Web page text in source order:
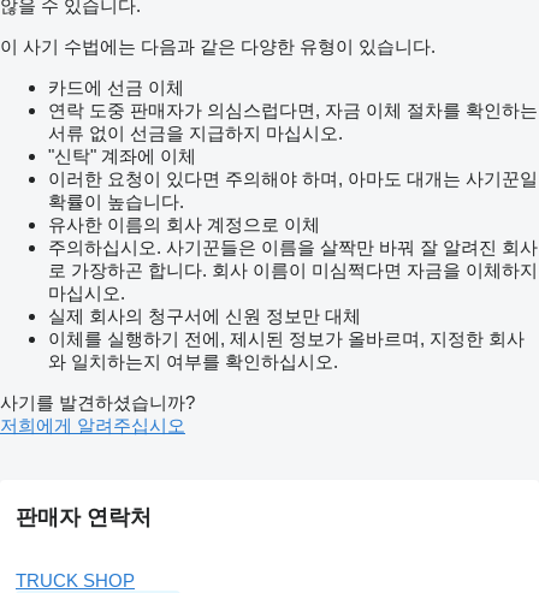
않을 수 있습니다.
이 사기 수법에는 다음과 같은 다양한 유형이 있습니다.
카드에 선금 이체
연락 도중 판매자가 의심스럽다면, 자금 이체 절차를 확인하는
서류 없이 선금을 지급하지 마십시오.
"신탁" 계좌에 이체
이러한 요청이 있다면 주의해야 하며, 아마도 대개는 사기꾼일
확률이 높습니다.
유사한 이름의 회사 계정으로 이체
주의하십시오. 사기꾼들은 이름을 살짝만 바꿔 잘 알려진 회사
로 가장하곤 합니다. 회사 이름이 미심쩍다면 자금을 이체하지
마십시오.
실제 회사의 청구서에 신원 정보만 대체
이체를 실행하기 전에, 제시된 정보가 올바르며, 지정한 회사
와 일치하는지 여부를 확인하십시오.
사기를 발견하셨습니까?
저희에게 알려주십시오
판매자 연락처
TRUCK SHOP